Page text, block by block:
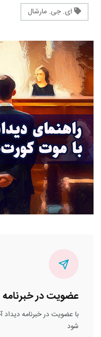
ای. جی. مارشال
عضویت در خبرنامه
با عضویت در خبرنامه
شود